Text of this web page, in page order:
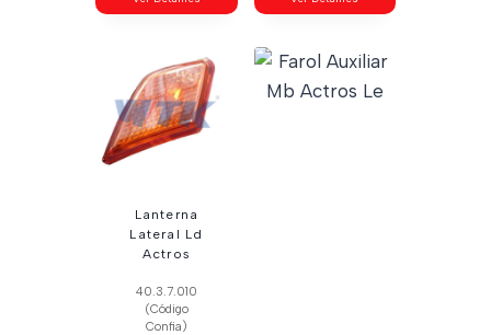
Lanterna
Lateral Ld
Actros
40.3.7.010
(Código
Confia)